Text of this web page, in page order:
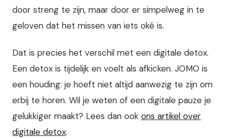
door streng te zijn, maar door er simpelweg in te
geloven dat het missen van iets oké is.
Dat is precies het verschil met een digitale detox.
Een detox is tijdelijk en voelt als afkicken. JOMO is
een houding: je hoeft niet altijd aanwezig te zijn om
erbij te horen. Wil je weten of een digitale pauze je
gelukkiger maakt? Lees dan ook ons artikel over
digitale detox.